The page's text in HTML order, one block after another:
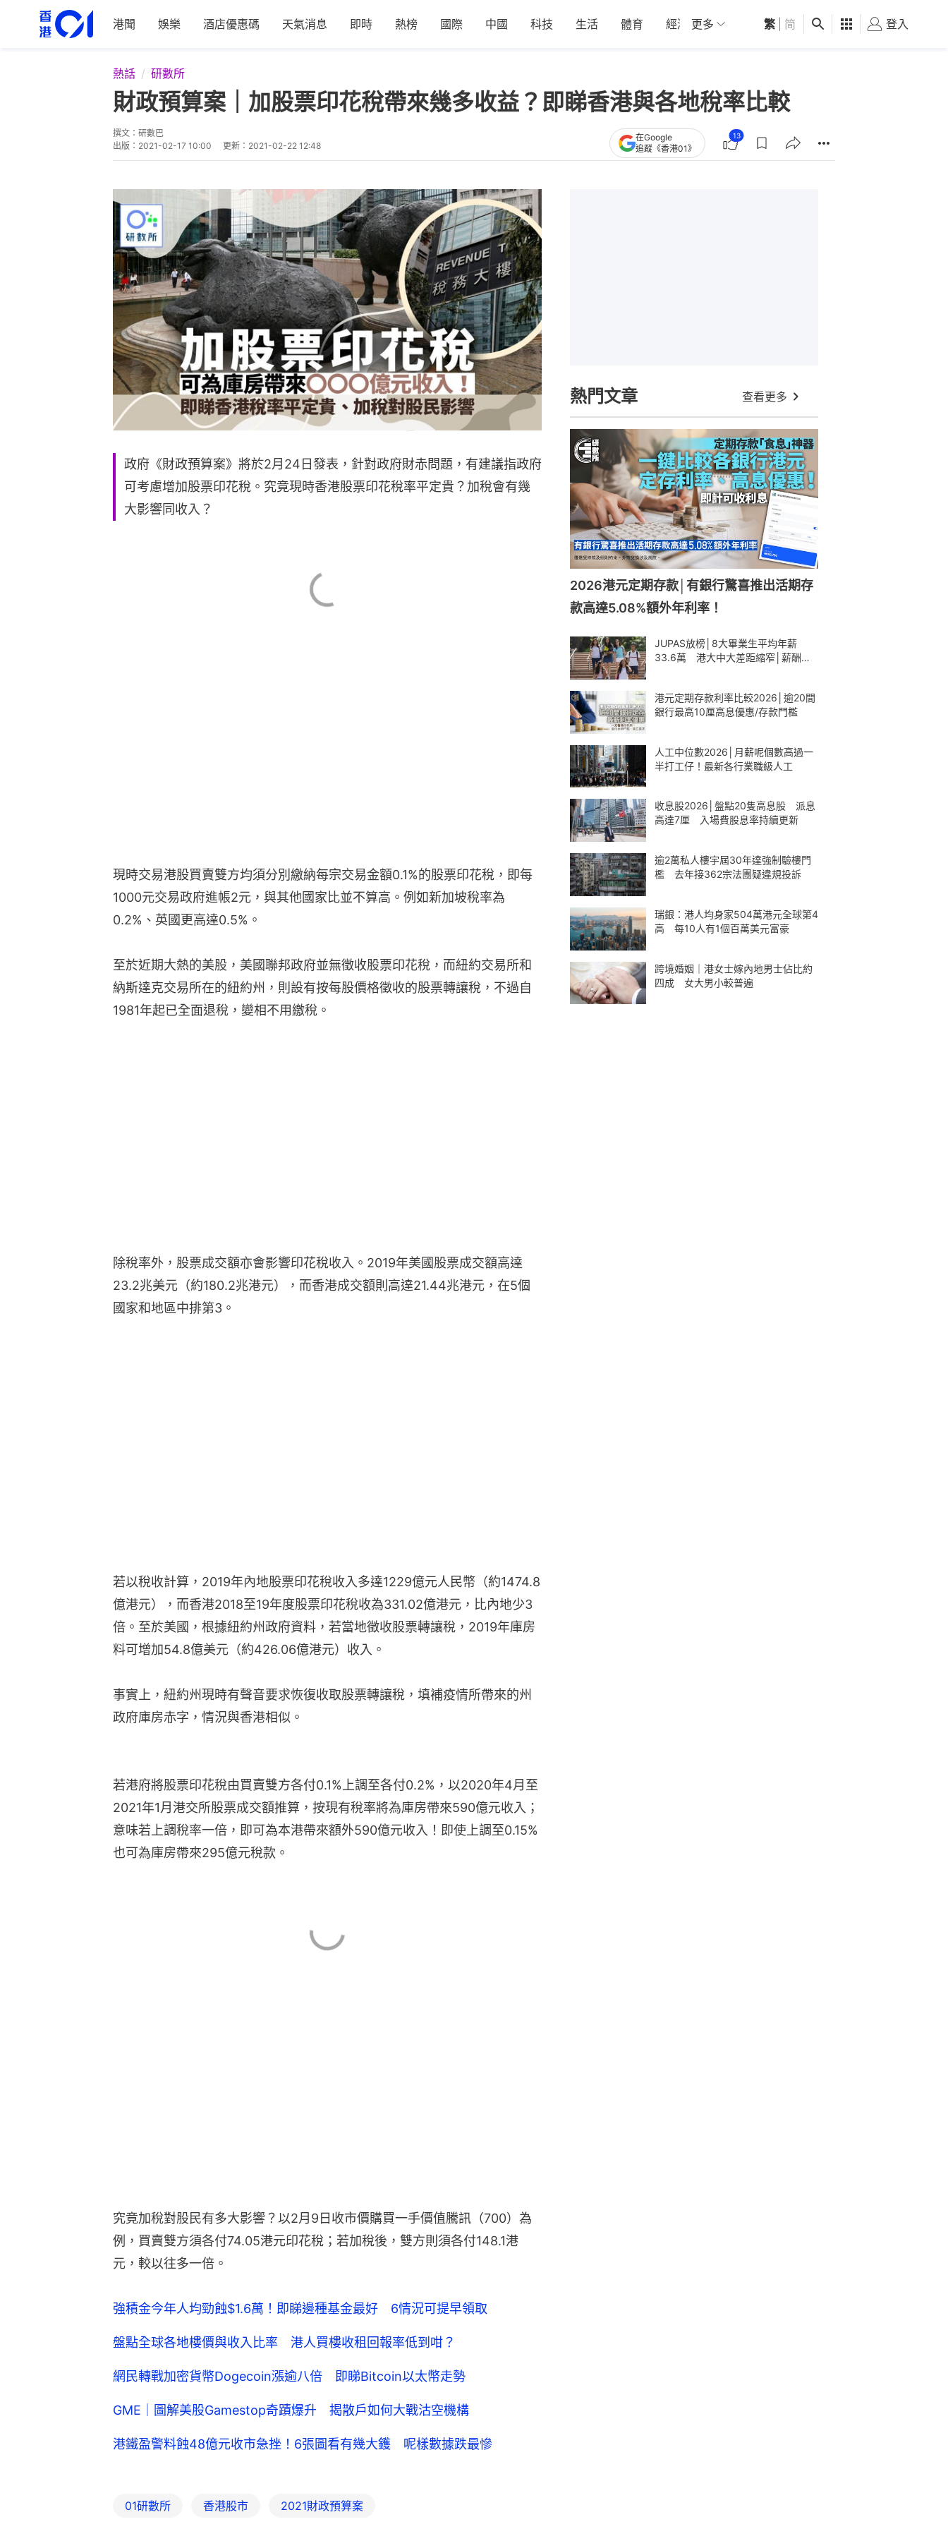
港聞 娛樂 酒店優惠碼 天氣消息 即時 熱榜 國際 中國 科技 生活 體育 經濟 01深圳 觀點 健康 好食玩飛
更多 繁 简 登入
熱話 研數所
財政預算案｜加股票印花稅帶來幾多收益？即睇香港與各地稅率比較
撰文： 研數巴
出版： 2021-02-17 10:00 更新： 2021-02-22 12:48
在Google
追蹤《香港01》
13
政府《財政預算案》將於2月24日發表，針對政府財赤問題，有建議指政府
可考慮增加股票印花稅。究竟現時香港股票印花稅率平定貴？加稅會有幾
大影響同收入？
現時交易港股買賣雙方均須分別繳納每宗交易金額0.1%的股票印花稅，即每
1000元交易政府進帳2元，與其他國家比並不算高。例如新加坡稅率為
0.2%、英國更高達0.5%。
至於近期大熱的美股，美國聯邦政府並無徵收股票印花稅，而紐約交易所和
納斯達克交易所在的紐約州，則設有按每股價格徵收的股票轉讓稅，不過自
1981年起已全面退稅，變相不用繳稅。
除稅率外，股票成交額亦會影響印花稅收入。2019年美國股票成交額高達
23.2兆美元（約180.2兆港元），而香港成交額則高達21.44兆港元，在5個
國家和地區中排第3。
若以稅收計算，2019年內地股票印花稅收入多達1229億元人民幣（約1474.8
億港元），而香港2018至19年度股票印花稅收為331.02億港元，比內地少3
倍。至於美國，根據紐約州政府資料，若當地徵收股票轉讓稅，2019年庫房
料可增加54.8億美元（約426.06億港元）收入。
事實上，紐約州現時有聲音要求恢復收取股票轉讓稅，填補疫情所帶來的州
政府庫房赤字，情況與香港相似。
若港府將股票印花稅由買賣雙方各付0.1%上調至各付0.2%，以2020年4月至
2021年1月港交所股票成交額推算，按現有稅率將為庫房帶來590億元收入；
意味若上調稅率一倍，即可為本港帶來額外590億元收入！即使上調至0.15%
也可為庫房帶來295億元稅款。
究竟加稅對股民有多大影響？以2月9日收市價購買一手價值騰訊（700）為
例，買賣雙方須各付74.05港元印花稅；若加稅後，雙方則須各付148.1港
元，較以往多一倍。
強積金今年人均勁蝕$1.6萬！即睇邊種基金最好 6情況可提早領取
盤點全球各地樓價與收入比率 港人買樓收租回報率低到咁？
網民轉戰加密貨幣Dogecoin漲逾八倍 即睇Bitcoin以太幣走勢
GME｜圖解美股Gamestop奇蹟爆升 揭散戶如何大戰沽空機構
港鐵盈警料蝕48億元收市急挫！6張圖看有幾大鑊 呢樣數據跌最慘
01研數所 香港股市 2021財政預算案
熱門文章 查看更多
2026港元定期存款│有銀行驚喜推出活期存
款高達5.08%額外年利率！
JUPAS放榜│8大畢業生平均年薪
33.6萬 港大中大差距縮窄│薪酬一
港元定期存款利率比較2026│逾20間
銀行最高10厘高息優惠/存款門檻
人工中位數2026│月薪呢個數高過一
半打工仔！最新各行業職級人工
收息股2026│盤點20隻高息股 派息
高達7厘 入場費股息率持續更新
逾2萬私人樓宇屆30年達強制驗樓門
檻 去年接362宗法團疑違規投訴
瑞銀：港人均身家504萬港元全球第4
高 每10人有1個百萬美元富豪
跨境婚姻｜港女士嫁內地男士佔比約
四成 女大男小較普遍